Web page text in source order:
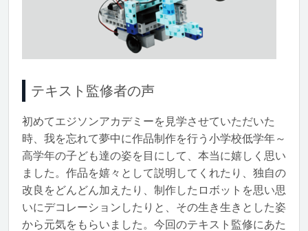
テキスト監修者の声
初めてエジソンアカデミーを見学させていただいた
時、我を忘れて夢中に作品制作を行う小学校低学年～
高学年の子ども達の姿を目にして、本当に嬉しく思い
ました。作品を嬉々として説明してくれたり、独自の
改良をどんどん加えたり、制作したロボットを思い思
いにデコレーションしたりと、その生き生きとした姿
から元気をもらいました。今回のテキスト監修にあた